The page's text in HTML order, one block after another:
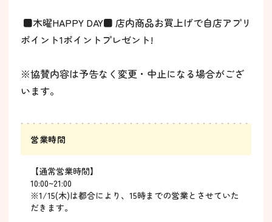
■木曜HAPPY DAY■ 店内商品お買上げで自店アプリ
ポイント1ポイントプレゼント!
※協賛内容は予告なく変更・中止になる場合がござ
います。
営業時間
【通常営業時間】
10:00~21:00
※1/15(木)は都合により、15時までの営業とさせていた
だきます。